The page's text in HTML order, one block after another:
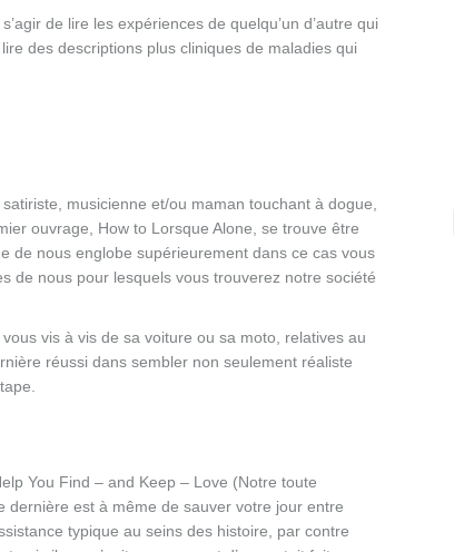
de lire les expériences de quelqu’un d’autre qui
des descriptions plus cliniques de maladies qui
musicienne et/ou maman touchant à dogue,
ouvrage, How to Lorsque Alone, se trouve être
de nous englobe supérieurement dans ce cas vous
de nous pour lesquels vous trouverez notre société
vis à vis de sa voiture ou sa moto, relatives au
réussi dans sembler non seulement réaliste
You Find – and Keep – Love (Notre toute
dernière est à même de sauver votre jour entre
typique au seins des histoire, par contre